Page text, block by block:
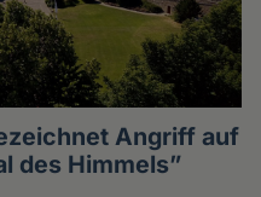
Angriff auf
des Himmels”